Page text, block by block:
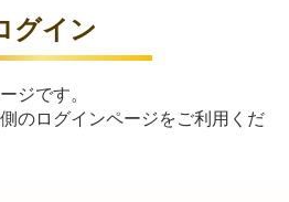
グイン
ジです。
のログインページをご利用くだ